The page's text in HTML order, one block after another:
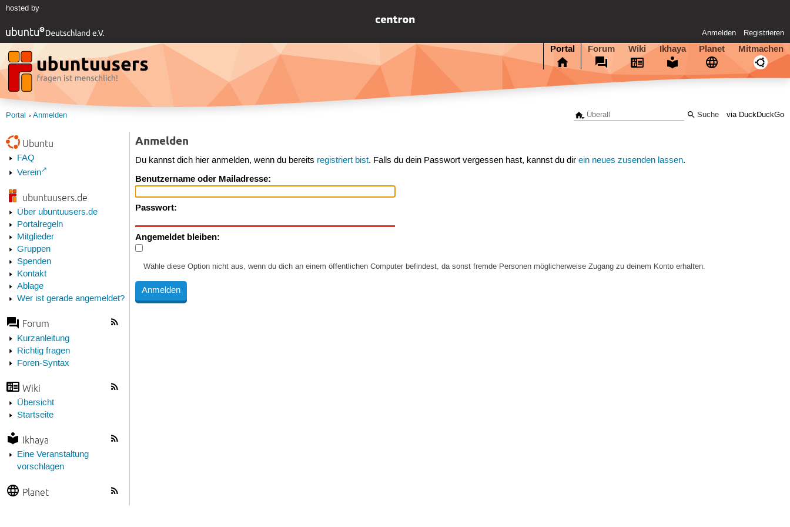
hosted by
Anmelden Registrieren
Portal Forum Wiki Ikhaya Planet Mitmachen
via DuckDuckGo
Portal Anmelden
Ubuntu
FAQ
Verein
ubuntuusers.de
Über ubuntuusers.de
Portalregeln
Mitglieder
Gruppen
Spenden
Kontakt
Ablage
Wer ist gerade angemeldet?
Forum
Kurzanleitung
Richtig fragen
Foren-Syntax
Wiki
Übersicht
Startseite
Ikhaya
Eine Veranstaltung
vorschlagen
Planet
Anmelden
Du kannst dich hier anmelden, wenn du bereits registriert bist. Falls du dein Passwort vergessen hast, kannst du direin neues zusenden lassen.
Benutzername oder Mailadresse:
Passwort:
Angemeldet bleiben:
Wähle diese Option nicht aus, wenn du dich an einem öffentlichen Computer befindest, da sonst fremde Personen möglicherweise Zugang zu deinem Konto erhalten.